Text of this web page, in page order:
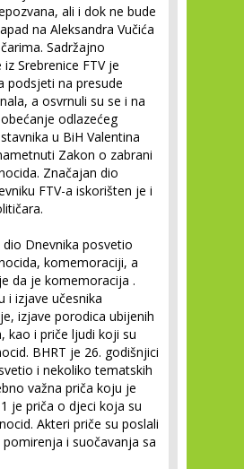
ali i dok ne bude
na Aleksandra Vučića
Sadržajno
Srebrenice FTV je
podsjeti na presude
a osvrnuli su se i na
odlazećeg
u BiH Valentina
Zakon o zabrani
Značajan dio
FTV-a iskorišten je i
dio Dnevnika posvetio
komemoraciji, a
da je komemoracija .
i izjave učesnika
izjave porodica ubijenih
kao i priče ljudi koji su
BHRT je 26. godišnjici
i nekoliko tematskih
važna priča koju je
je priča o djeci koja su
Akteri priče su poslali
i suočavanja sa